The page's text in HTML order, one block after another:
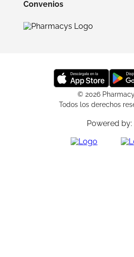
Convenios
© 2026
Todos los derechos
Powered by: